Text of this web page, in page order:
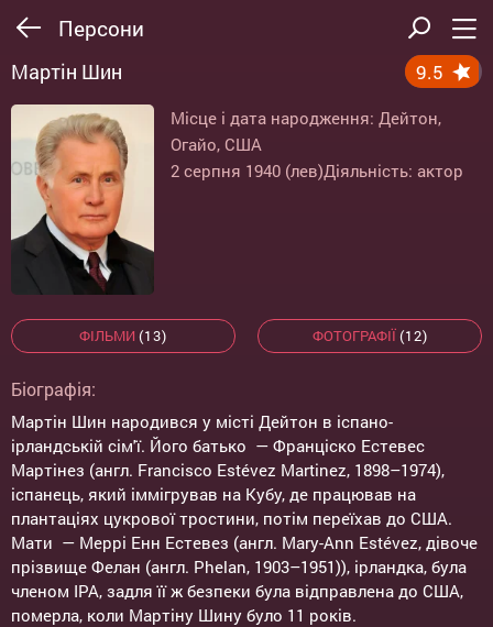
Персони
Мартін Шин 9.5
Місце і дата народження: Дейтон,
Огайо, США
2 серпня 1940 (лев)Діяльність: актор
ФІЛЬМИ (13) ФОТОГРАФІЇ(12)
Біографія:
Мартін Шин народився у місті Дейтон в іспано-
ірландській сім'ї. Його батько — Франціско Естевес
Мартінез (англ. Francisco Estévez Martinez, 1898–1974),
іспанець, який іммігрував на Кубу, де працював на
плантаціях цукрової тростини, потім переїхав до США.
Мати — Меррі Енн Естевез (англ. Mary-Ann Estévez, дівоче
прізвище Фелан (англ. Phelan, 1903–1951)), ірландка, була
членом ІРА, задля її ж безпеки була відправлена до США,
померла, коли Мартіну Шину було 11 років.